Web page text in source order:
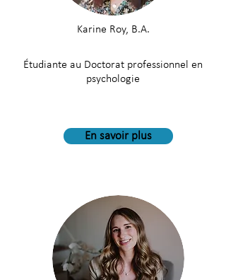
Karine Roy, B.A.
Étudiante au Doctorat professionnel en
psychologie
En savoir plus